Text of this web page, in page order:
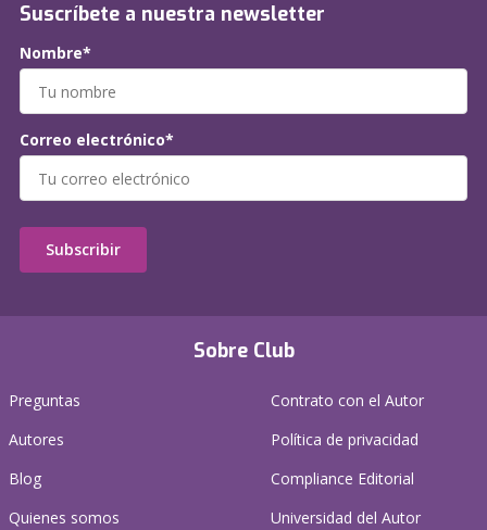
Sobre Club
Preguntas
Autores
Blog
Quienes somos
Contrato con el Autor
Política de privacidad
Compliance Editorial
Universidad del Autor
Suscríbete a nuestra newsletter
Nombre*
Correo electrónico*
Subscribir